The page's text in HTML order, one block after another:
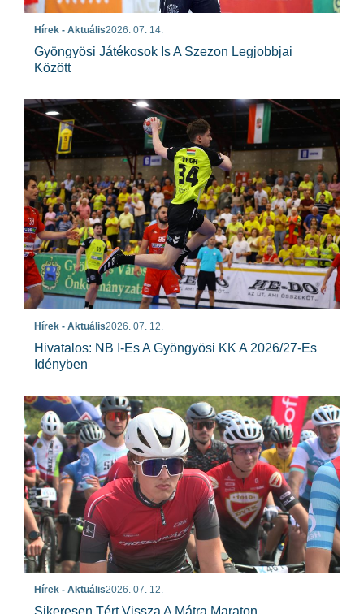
Hírek - Aktuális2026. 07. 14.
Gyöngyösi Játékosok Is A Szezon Legjobbjai
Között
Hírek - Aktuális2026. 07. 12.
Hivatalos: NB I-Es A Gyöngyösi KK A 2026/27-Es
Idényben
Hírek - Aktuális2026. 07. 12.